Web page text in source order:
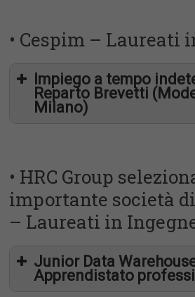
• Cespim – Laureati
Impiego a tempo
Reparto Brevetti
Milano)
• HRC Group
importante società
– Laureati in
Junior Data
Apprendistato